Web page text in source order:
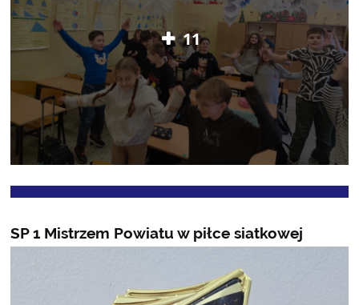
11
SP 1 Mistrzem Powiatu w piłce siatkowej